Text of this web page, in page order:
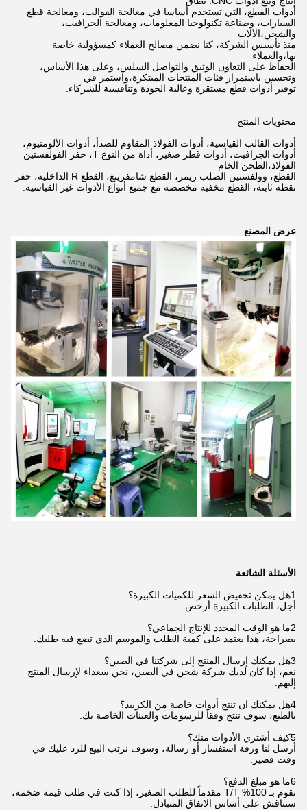
أدوات القطع، التي تستخدم أساسا في معالجة القوالب، ومعالجة قطع
السيارات، وصناعة تكنولوجيا المعلومات، ومعالجة الجرافيت،
والشحن،الآلات
منذ تأسيس الشركة، كنا نضمن مصالح العملاء كمسؤولية خاصة
بها،والعملاء
الحفاظ على التعاون الوثيق والتواصل السلس، وعلى هذا الأساس،
وتحسين باستمرار فئات المنتجات المبتكرة،واستمر في
توفير أدوات قطع مستقرة وعالية الجودة وتنافسية للشركاء.
محتويات المنتج
أدوات القالب القياسية، أدوات الفولاذ المقاوم للصدأ، أدوات الألومنيوم،
أدوات الجرافيت، أدوات قطر صغير، أداة من النوع T، حفر الفولفستين
الفولاذ،الطحن الخام
القطع، وولفستين الصلب ريمر، القطع شامفرينغ، القطع R الداخلية، حفر
نقطة ثابتة، القطع مخفية مخصصة مع جميع أنواع الأدوات غير القياسية.
عرض المصنع
الأسئلة الشائعة
1هل يمكن تخفيض السعر للكميات الكبيرة؟
أجل، الطلبات الكبيرة أرخص
2ما هو الوقت المحدد للإنتاج الجماعي؟
بصراحة، هذا يعتمد على كمية الطلب والموسم الذي تضع فيه طلبك.
3هل يمكنك إرسال المنتج إلى شركتنا في الصين؟
نعم، إذا كان لديك شركة شحن في الصين، نحن سعداء لإرسال المنتج
إليهم.
4هل يمكنك ان تنتج أدوات خاصة من الكربيد؟
بالطبع، سوف ننتج وفقا للرسومات والعينات الخاصة بك.
5كيف أشتري الأدوات منك؟
أرسل لنا ورقة استفسار أو رسالة، وسوف نرتب البيع للرد عليك في
وقت قصير.
6ما هو مبلغ الدفع؟
نقوم بـ 100% T/T مقدماً للطلب الصغير، إذا كنت في طلب قيمة ضخمة،
سنناقش على أساس الاتفاق المتبادل.